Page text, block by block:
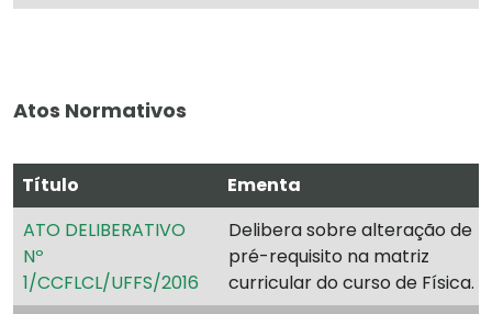
Atos Normativos
Título
Ementa
ATO DELIBERATIVO
Nº
1/CCFLCL/UFFS/2016
Delibera sobre alteração de
pré-requisito na matriz
curricular do curso de Física.